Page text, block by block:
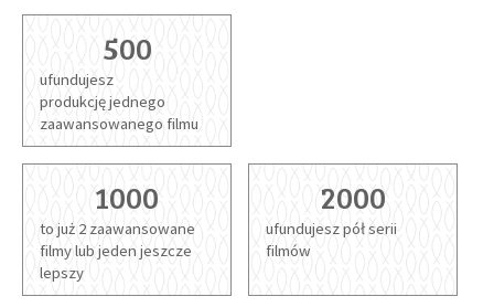
500
ufundujesz
produkcję jednego
zaawansowanego filmu
1000
to już 2 zaawansowane
filmy lub jeden jeszcze
lepszy
2000
ufundujesz pół serii
filmów